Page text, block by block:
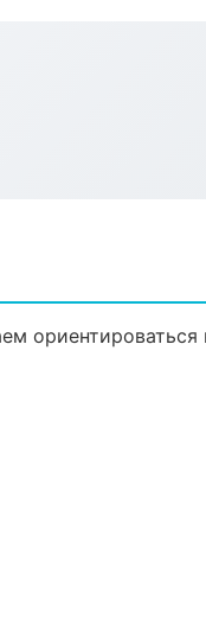
ориентироваться